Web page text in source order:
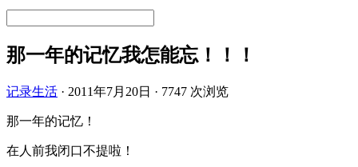
那一年的记忆我怎能忘！！！
记录生活 · 2011年7月20日 · 7747 次浏览
那一年的记忆！
在人前我闭口不提啦！